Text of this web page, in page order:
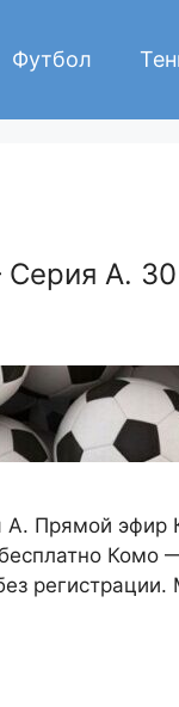
Футбол
А.
Прямой